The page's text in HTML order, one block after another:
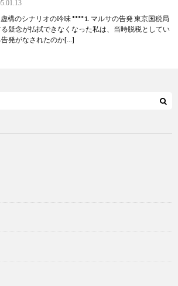
構のシナリオの吟味 ****1. マルサの告発 東京国税局
疑念が払拭できなくなった私は、当時脱税としてい
発がなされたのか[…]